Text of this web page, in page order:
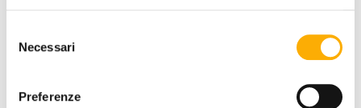
delNecessari
Preferenze